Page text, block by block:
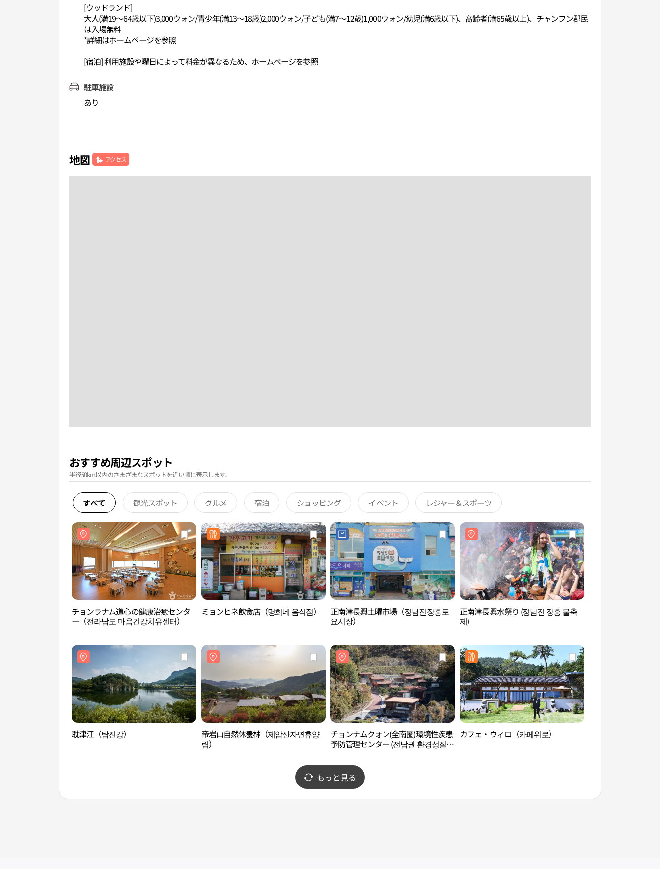
[ウッドランド]
大人(満19～64歳以下)3,000ウォン/青少年(満13～18歳)2,000ウォン/子ども(満7～12歳)1,000ウォン/幼児(満6歳以下)、高齢者(満65歳以上)、チャンフン郡民
は入場無料
*詳細はホームページを参照
[宿泊] 利用施設や曜日によって料金が異なるため、ホームページを参照
駐車施設
あり
地図 アクセス
おすすめ周辺スポット
半径50km以内のさまざまなスポットを近い順に表示します。
すべて 観光スポット グルメ 宿泊 ショッピング イベント レジャー＆スポーツ
チョンラナム道心の健康治癒センタ
ー（전라남도 마음건강치유센터）
ミョンヒネ飲食店（명희네 음식점）
正南津長興土曜市場（정남진장흥토
요시장）
正南津長興水祭り (정남진 장흥 물축
제)
耽津江（탐진강）
帝岩山自然休養林（제암산자연휴양
림）
チョンナムクォン(全南圏)環境性疾患
予防管理センター (전남권 환경성질환
カフェ・ウィロ（카페위로）
もっと見る